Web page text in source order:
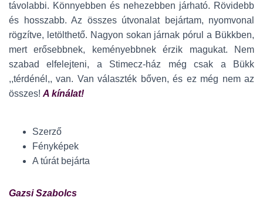
távolabbi. Könnyebben és nehezebben járható. Rövidebb
és hosszabb. Az összes útvonalat bejártam, nyomvonal
rögzítve, letölthető. Nagyon sokan járnak pórul a Bükkben,
mert erősebbnek, keményebbnek érzik magukat. Nem
szabad elfelejteni, a Stimecz-ház még csak a Bükk
,,térdénél,, van. Van választék bőven, és ez még nem az
összes!A kínálat!
Szerző
Fényképek
A túrát bejárta
Gazsi Szabolcs